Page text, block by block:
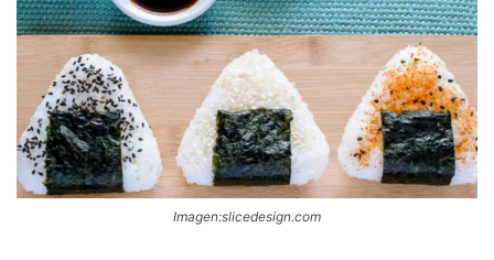
Imagen:slicedesign.com